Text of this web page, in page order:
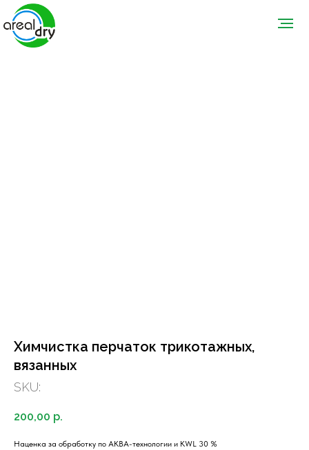
Химчистка перчаток трикотажных,
вязанных
SKU:
200,00 р.
Наценка за обработку по АКВА-технологии и KWL 30 %